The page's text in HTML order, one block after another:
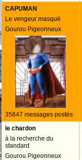
CAPUMAN
Le vengeur masqué
Gourou Pigeonneux
35647 messages postés
le chardon
à la recherche du
standard
Gourou Pigeonneux